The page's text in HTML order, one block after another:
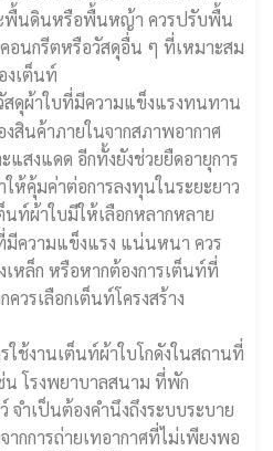
ะพื้นดินหรือพื้นหญ้า ควรปรับพื้น
อนกรีตหรือวัสดุอื่น ๆ ที่เหมาะสม
งเต็นท์
สดุผ้าใบที่มีความแข็งแรงทนทาน
สินค้าภายในจากสภาพอากาศ
สงแดด อีกทั้งยังช่วยยืดอายุการ
ห้คุ้มค่าต่อการลงทุนในระยะยาว
นท์ผ้าใบมีให้เลือกหลากหลาย
ความแข็งแรง แน่นหนา ควร
เหล็ก หรือหากต้องการเต็นท์ที่
วรเลือกเต็นท์โครงสร้าง
ใช้งานเต็นท์ผ้าใบโกดังในสถานที่
น โรงพยาบาลสนาม ที่พัก
จำเป็นต้องคำนึงถึงระบบระบาย
ากการถ่ายเทอากาศที่ไม่เพียงพอ